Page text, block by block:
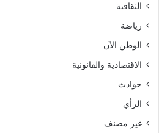
الثقافية
رياضة
الوطن الآن
الاقتصادية والقانونية
حوادث
الرأي
غير مصنف